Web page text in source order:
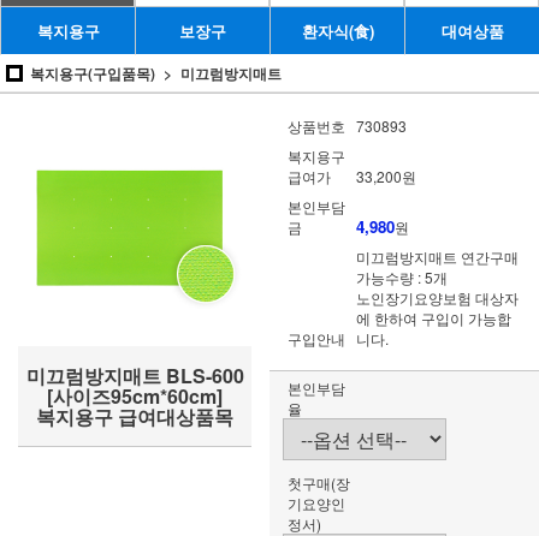
복지용구 보장구 환자식(食) 대여상품
복지용구(구입품목) 미끄럼방지매트
미끄럼방지매트 BLS-600
[사이즈95cm*60cm]
복지용구 급여대상품목
상품번호 730893
복지용구
급여가
33,200원
본인부담
금
4,980원
구입안내
미끄럼방지매트 연간구매
가능수량 : 5개
노인장기요양보험 대상자
에 한하여 구입이 가능합
니다.
본인부담
율
첫구매(장
기요양인
정서)